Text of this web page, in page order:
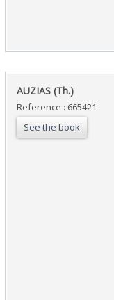
‎AUZIAS (Th.)‎
Reference : 665421
See the book